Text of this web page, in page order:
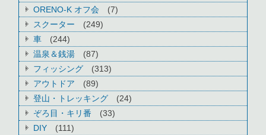
ORENO-K オフ会
(7)
スクーター
(249)
車
(244)
温泉＆銭湯
(87)
フィッシング
(313)
アウトドア
(89)
登山・トレッキング
(24)
ぞろ目・キリ番
(33)
DIY
(111)